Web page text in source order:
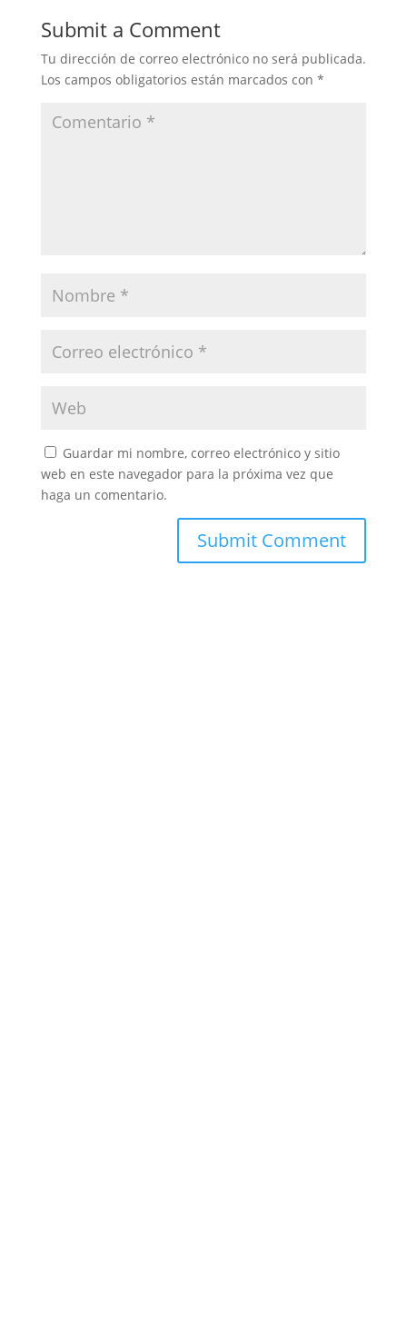
Submit a Comment
Tu dirección de correo electrónico no será publicada.
Los campos obligatorios están marcados con *
Guardar mi nombre, correo electrónico y sitio
web en este navegador para la próxima vez que
haga un comentario.